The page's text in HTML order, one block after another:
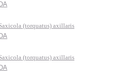
(torquatus) axillaris
(torquatus) axillaris